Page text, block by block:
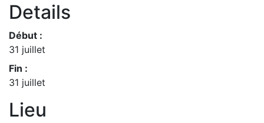
Details
Début :
31 juillet
Fin :
31 juillet
Lieu